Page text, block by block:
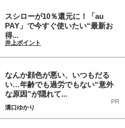
スシローが10％還元に！「au
PAY」で今すぐ使いたい“最新お
得...
井上ポイント
なんか顔色が悪い、いつもだる
い…年齢でも過労でもない“意外
な原因”が隠れて...
PR
溝口ゆかり